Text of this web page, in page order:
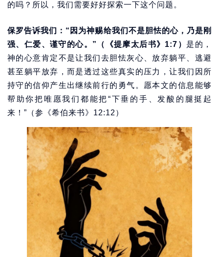
的吗？所以，我们需要好好探索一下这个问题。
保罗告诉我们：“因为神赐给我们不是胆怯的心，乃是刚
强、仁爱、谨守的心。”（《提摩太后书》1:7） 是的，
神的心意肯定不是让我们去胆怯灰心、放弃躺平、逃避
甚至躺平放弃，而是透过这些真实的压力，让我们因所
持守的信仰产生出继续前行的勇气。愿本文的信息能够
帮助你把唯愿我们都能把“下垂的手、发酸的腿挺起
来！”（参《希伯来书》12:12）